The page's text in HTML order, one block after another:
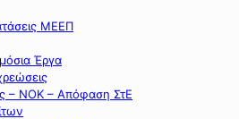
ΜΕΕΠ
Έργα
– ΝΟΚ – Απόφαση ΣτΕ